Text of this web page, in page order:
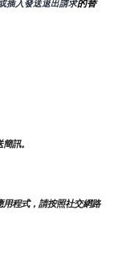
插入發送退出請求的替
訊。
程式，請按照社交網路